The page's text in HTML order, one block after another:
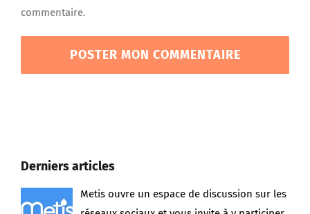
commentaire.
Derniers articles
Metis ouvre un espace de discussion sur les